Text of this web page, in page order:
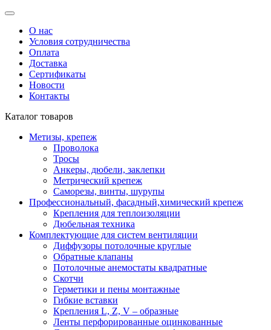
О нас
Условия сотрудничества
Оплата
Доставка
Сертификаты
Новости
Контакты
Каталог товаров
Метизы, крепеж
Проволока
Тросы
Анкеры, дюбели, заклепки
Метрический крепеж
Саморезы, винты, шурупы
Профессиональный, фасадный,химический крепеж
Крепления для теплоизоляции
Дюбельная техника
Комплектующие для систем вентиляции
Диффузоры потолочные круглые
Обратные клапаны
Потолочные анемостаты квадратные
Скотчи
Герметики и пены монтажные
Гибкие вставки
Крепления L, Z, V – образные
Ленты перфорированные оцинкованные